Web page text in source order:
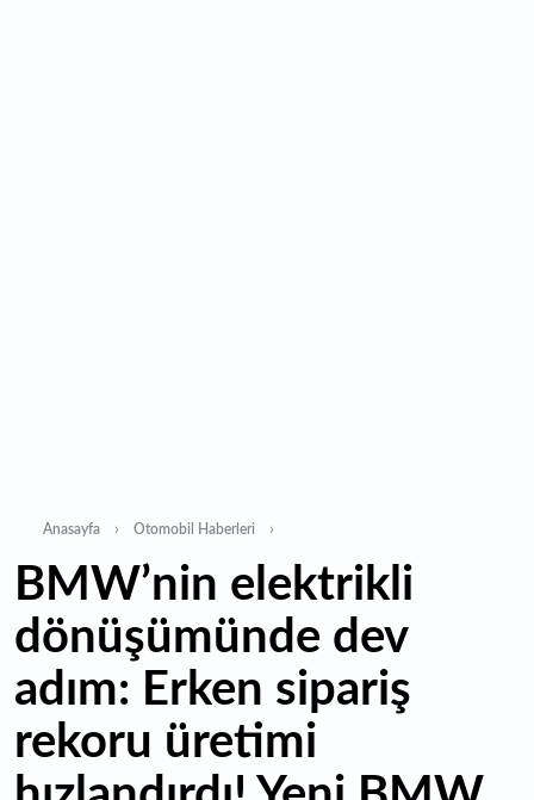
Anasayfa Otomobil Haberleri
BMW’nin elektrikli
dönüşümünde dev
adım: Erken sipariş
rekoru üretimi